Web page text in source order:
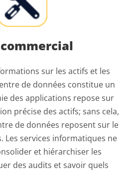
sur les actifs et les
de données constitue un
des applications repose sur
précise des actifs; sans cela,
de données reposent sur le
Les services informatiques ne
et hiérarchiser les
des audits et savoir quels